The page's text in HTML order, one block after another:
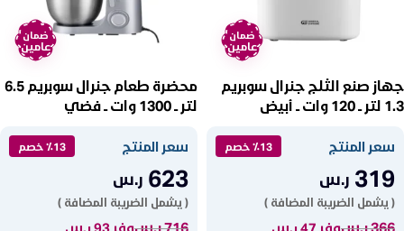
ضمان
عامين
جهاز صنع الثلج جنرال سوبريم
1.3 لتر ــ 120 وات ــ أبيض
سعر المنتج ٪13 خصم
319 ر.س
( يشمل الضريبة المضافة )
366ر.سوفر 47 ر.س
ضمان
عامين
محضرة طعام جنرال سوبريم 6.5
لتر ــ 1300 وات ــ فضي
سعر المنتج ٪13 خصم
623 ر.س
( يشمل الضريبة المضافة )
716ر.سوفر 93 ر.س